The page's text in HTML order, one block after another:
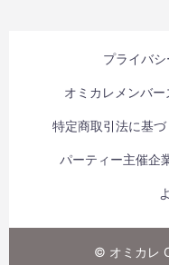
プライバ
オミカレメンバ
特定商取引法に基
パーティー主催企
© オミカレ